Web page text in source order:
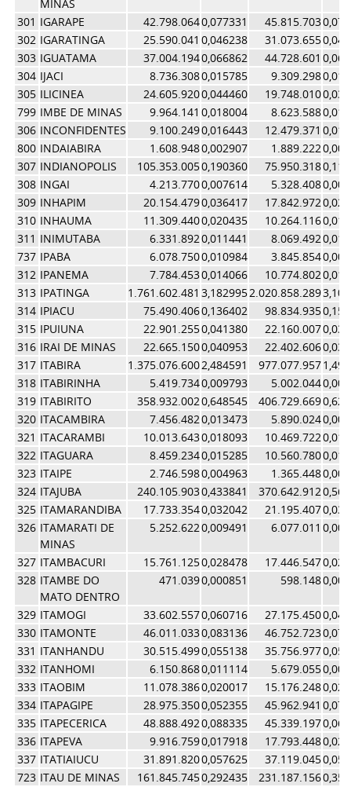
MINAS
301 IGARAPE 42.798.0640,077331 45.815.703
302 IGARATINGA 25.590.041 0,046238 31.073.655
303 IGUATAMA 37.004.1940,066862 44.728.601
304 IJACI 8.736.3080,015785 9.309.298
305 ILICINEA 24.605.9200,044460 19.748.010
799 IMBE DE MINAS 9.964.141 0,018004 8.623.588
306 INCONFIDENTES 9.100.2490,016443 12.479.371
800 INDAIABIRA 1.608.9480,002907 1.889.222
307 INDIANOPOLIS 105.353.0050,190360 75.950.318
308 INGAI 4.213.7700,007614 5.328.408
309 INHAPIM 20.154.4790,036417 17.842.972
310 INHAUMA 11.309.4400,020435 10.264.116
311 INIMUTABA 6.331.8920,011441 8.069.492
737 IPABA 6.078.7500,010984 3.845.854
312 IPANEMA 7.784.4530,014066 10.774.802
313 IPATINGA 1.761.602.481 3,1829952.020.858.289
314 IPIACU 75.490.4060,136402 98.834.935
315 IPUIUNA 22.901.2550,041380 22.160.007
316 IRAI DE MINAS 22.665.1500,040953 22.402.606
317 ITABIRA 1.375.076.6002,484591 977.077.957
318 ITABIRINHA 5.419.7340,009793 5.002.044
319 ITABIRITO 358.932.0020,648545 406.729.669
320 ITACAMBIRA 7.456.4820,013473 5.890.024
321 ITACARAMBI 10.013.6430,018093 10.469.722
322 ITAGUARA 8.459.2340,015285 10.560.780
323 ITAIPE 2.746.5980,004963 1.365.448
324 ITAJUBA 240.105.9030,433841 370.642.912
325 ITAMARANDIBA 17.733.3540,032042 21.195.407
326 ITAMARATI DE
MINAS
5.252.6220,009491 6.077.011
327 ITAMBACURI 15.761.1250,028478 17.446.547
328 ITAMBE DO
MATO DENTRO
471.0390,000851 598.148
329 ITAMOGI 33.602.5570,060716 27.175.450
330 ITAMONTE 46.011.0330,083136 46.752.723
331 ITANHANDU 30.515.4990,055138 35.756.977
332 ITANHOMI 6.150.8680,011114 5.679.055
333 ITAOBIM 11.078.3860,020017 15.176.248
334 ITAPAGIPE 28.975.3500,052355 45.962.941
335 ITAPECERICA 48.888.4920,088335 45.339.197
336 ITAPEVA 9.916.7590,017918 17.793.448
337 ITATIAIUCU 31.891.8200,057625 37.119.045
723 ITAU DE MINAS 161.845.7450,292435 231.187.156